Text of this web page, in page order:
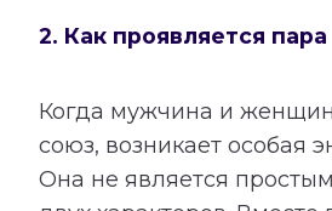
2. Как проявляется пара
Когда мужчина и
союз, возникает особая
Она не является